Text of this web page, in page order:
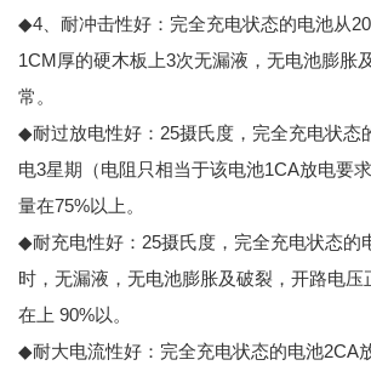
◆4 、耐冲击性好：完全充电状态的电池从
1CM厚的硬木板上3次无漏液，无电池膨胀
常。
◆耐过放电性好： 25摄氏度，完全充电状态
电3星期（电阻只相当于该电池1CA放电要
量在75%以上 。
◆耐充电性好： 25摄氏度，完全充电状态的
时，无漏液，无电池膨胀及破裂，开路电压
在上 90%以 。
◆耐大电流性好：完全充电状态的电池2CA